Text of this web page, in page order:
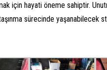
için hayati öneme sahiptir.
sürecinde yaşanabilecek